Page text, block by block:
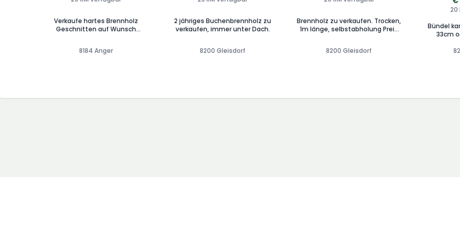
Verkaufe hartes Brennholz
Geschnitten auf Wunsch
8184 Anger
2 jähriges Buchenbrennholz zu
verkaufen, immer unter Dach.
8200 Gleisdorf
Brennholz zu verkaufen. Trocken,
1m länge, selbstabholung Preis
8200 Gleisdorf
20
Bündel
33cm